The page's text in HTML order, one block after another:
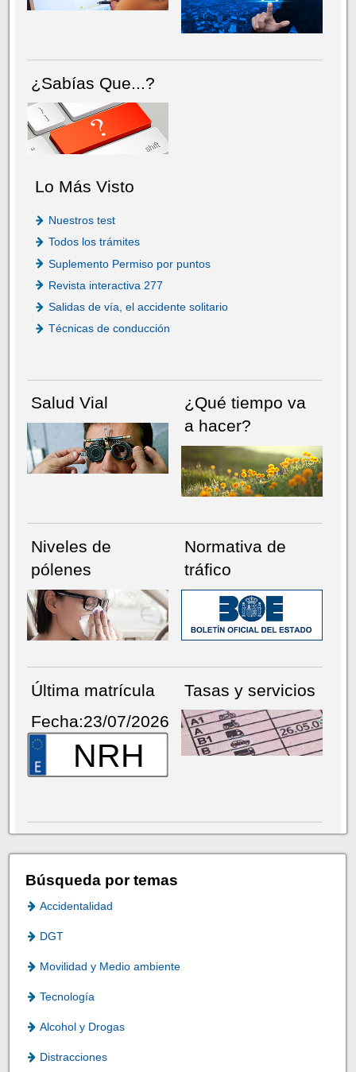
¿Sabías Que...?
Lo Más Visto
Nuestros test
Todos los trámites
Suplemento Permiso por puntos
Revista interactiva 277
Salidas de vía, el accidente solitario
Técnicas de conducción
Salud Vial
¿Qué tiempo va
a hacer?
Niveles de
pólenes
Normativa de
tráfico
Última matrícula
Fecha:23/07/2026
NRH
Tasas y servicios
Búsqueda por temas
Accidentalidad
DGT
Movilidad y Medio ambiente
Tecnología
Alcohol y Drogas
Distracciones